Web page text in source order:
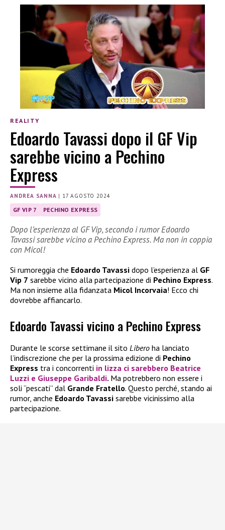
REALITY
Edoardo Tavassi dopo il GF Vip
sarebbe vicino a Pechino
Express
ANDREA SANNA | 17 AGOSTO 2024
GF VIP 7 PECHINO EXPRESS
Dopo l’esperienza al GF Vip, secondo i rumor Edoardo
Tavassi sarebbe vicino a Pechino Express. Ma non in coppia
con Micol!
Si rumoreggia che Edoardo Tavassi dopo l’esperienza al GF
Vip 7 sarebbe vicino alla partecipazione di Pechino Express.
Ma non insieme alla fidanzata Micol Incorvaia! Ecco chi
dovrebbe affiancarlo.
Edoardo Tavassi vicino a Pechino Express
Durante le scorse settimane il sito Libero ha lanciato
l’indiscrezione che per la prossima edizione di Pechino
Express tra i concorrenti in lizza ci sarebbero Beatrice
Luzzi e Giuseppe Garibaldi. Ma potrebbero non essere i
soli “pescati” dal Grande Fratello. Questo perché, stando ai
rumor, anche Edoardo Tavassi sarebbe vicinissimo alla
partecipazione.